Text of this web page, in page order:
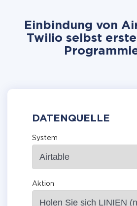
Einbindung von
Twilio selbst
DATENQUELLE
System
Aktion